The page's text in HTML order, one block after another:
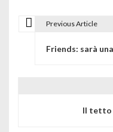
Previous Article
Friends: sarà
Il tetto